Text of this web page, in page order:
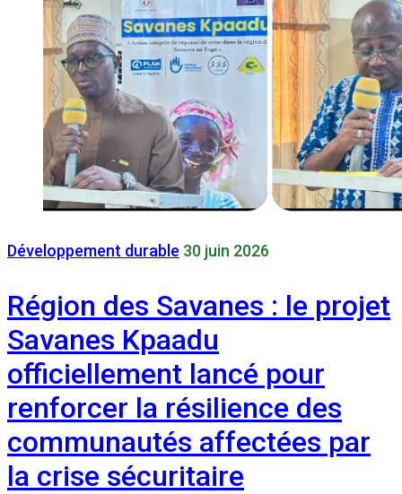
Développement durable 30 juin 2026
Région des Savanes : le projet
Savanes Kpaadu
officiellement lancé pour
renforcer la résilience des
communautés affectées par
la crise sécuritaire